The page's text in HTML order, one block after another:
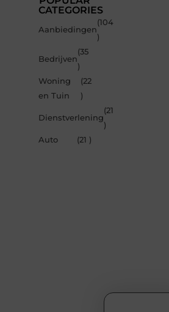
CATEGORIES
Aanbiedingen
(104
)
Bedrijven
(35
)
Woning
en Tuin
(22
)
Dienstverlening
(21
)
Auto
(21 )